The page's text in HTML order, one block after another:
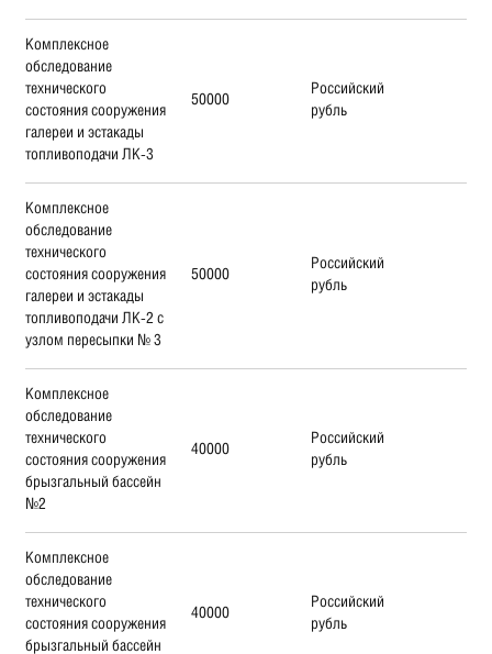
Комплексное
обследование
технического
состояния сооружения
галереи и эстакады
топливоподачи ЛК-3
50000
Российский
рубль
Комплексное
обследование
технического
состояния сооружения
галереи и эстакады
топливоподачи ЛК-2 с
узлом пересыпки № 3
50000
Российский
рубль
Комплексное
обследование
технического
состояния сооружения
брызгальный бассейн
№2
40000
Российский
рубль
Комплексное
обследование
технического
состояния сооружения
брызгальный бассейн
40000
Российский
рубль